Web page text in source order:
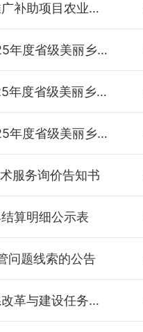
汨罗市农业农村局拟确定2025年农技推广补助项目农业科技试验示范基地建设主体名单公示
汨农组办发〔2025〕28号关于下达2025年度省级美丽乡村重点建设村财政奖补资金项目计划的通知
汨农组办发〔2025〕27号关于下达2025年度省级美丽乡村示范创建村财政奖补资金项目计划的通知
汨农组办发〔2025〕26号关于下达2025年度省级美丽乡村示范村财政奖补资金项目计划的通知
服务询价告知书
算明细公示表
问题线索的公告
关于公开遴选2025年基层农技推广体系改革与建设任务农业科技试验示范基地的公告